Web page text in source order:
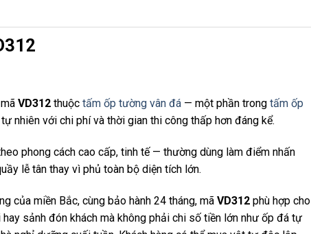
VD312 thuộc tấm ốp tường vân đá — một phần trong tấm ốp
nhiên với chi phí và thời gian thi công thấp hơn đáng kể.
phong cách cao cấp, tinh tế — thường dùng làm điểm nhấn
lễ tân thay vì phủ toàn bộ diện tích lớn.
của miền Bắc, cùng bảo hành 24 tháng, mã VD312 phù hợp cho
sảnh đón khách mà không phải chi số tiền lớn như ốp đá tự